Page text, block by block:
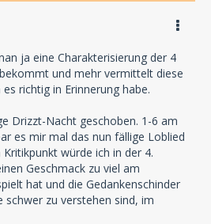
ja eine Charakterisierung der 4
und mehr vermittelt diese
richtig in Erinnerung habe.
Drizzt-Nacht geschoben. 1-6 am
es mir mal das nun fällige Loblied
würde ich in der 4.
Geschmack zu viel am
hat und die Gedankenschinder
schwer zu verstehen sind, im